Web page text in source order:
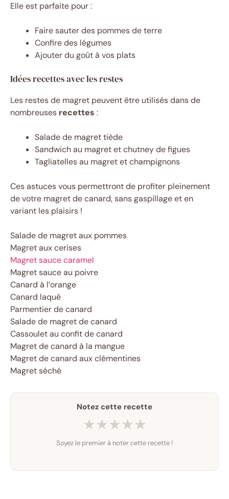
Elle est parfaite pour :
Faire sauter des pommes de terre
Confire des légumes
Ajouter du goût à vos plats
Idées recettes avec les restes
Les restes de magret peuvent être utilisés dans de
nombreuses recettes :
Salade de magret tiède
Sandwich au magret et chutney de figues
Tagliatelles au magret et champignons
Ces astuces vous permettront de profiter pleinement
de votre magret de canard, sans gaspillage et en
variant les plaisirs !
Salade de magret aux pommes
Magret aux cerises
Magret sauce caramel
Magret sauce au poivre
Canard à l’orange
Canard laqué
Parmentier de canard
Salade de magret de canard
Cassoulet au confit de canard
Magret de canard à la mangue
Magret de canard aux clémentines
Magret séché
Notez cette recette
★★★★★
Soyez le premier à noter cette recette !